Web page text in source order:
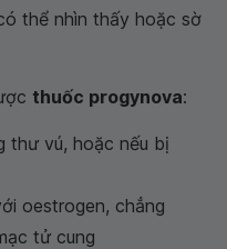
thể nhìn thấy hoặc sờ
thuốc progynova:
thư vú, hoặc nếu bị
oestrogen, chẳng
tử cung